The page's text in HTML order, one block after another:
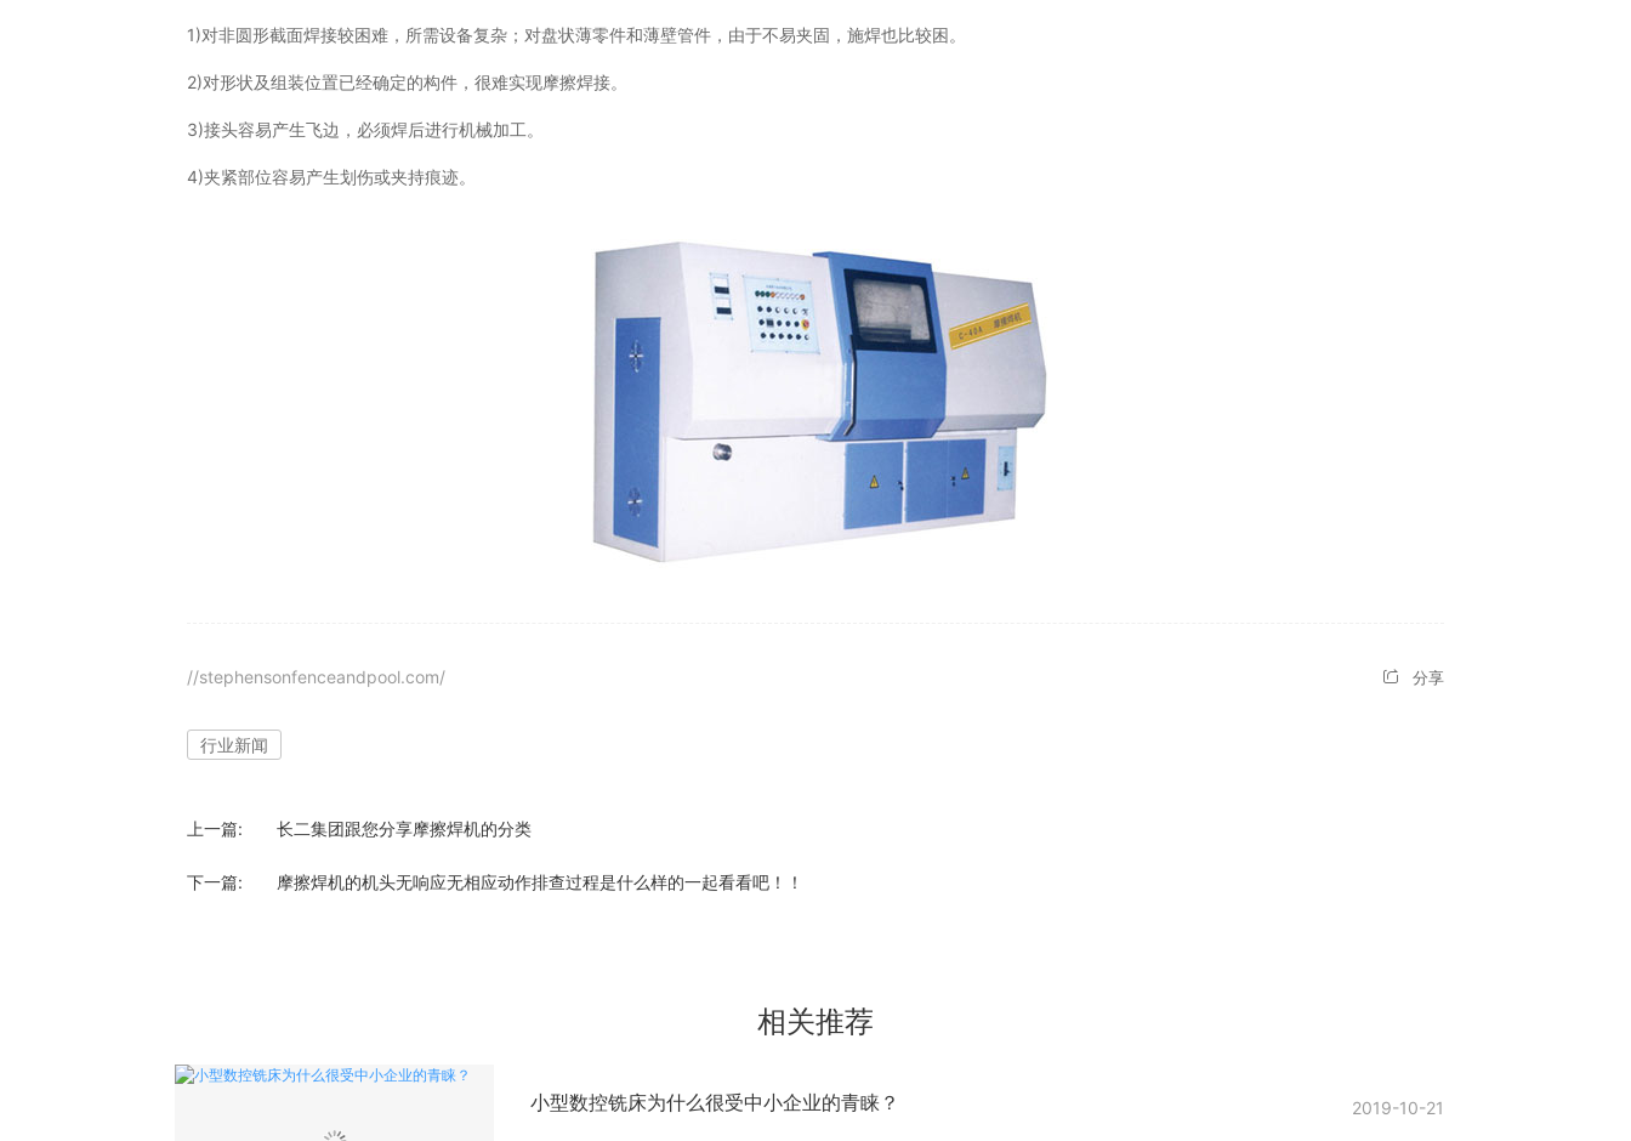
1)对非圆形截面焊接较困难，所需设备复杂；对盘状薄零件和薄壁管件，由于不易夹固，施焊也比较困。
2)对形状及组装位置已经确定的构件，很难实现摩擦焊接。
3)接头容易产生飞边，必须焊后进行机械加工。
4)夹紧部位容易产生划伤或夹持痕迹。
//stephensonfenceandpool.com/ 分享
行业新闻
上一篇: 长二集团跟您分享摩擦焊机的分类
下一篇: 摩擦焊机的机头无响应无相应动作排查过程是什么样的一起看看吧！！
相关推荐
小型数控铣床为什么很受中小企业的青睐？ 2019-10-21